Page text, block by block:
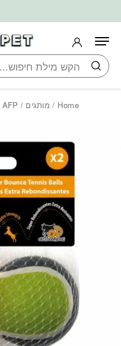
חיפוש
Home
/ מותגים /
AFP